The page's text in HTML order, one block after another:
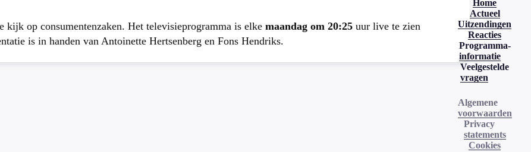
kijk op consumentenzaken. Het televisieprogramma is elke maandag om 20:25 uur live te zien
is in handen van Antoinette Hertsenberg en Fons Hendriks.
Home
Actueel
Uitzendingen
Reacties
Programma-
informatie
Veelgestelde
vragen
Algemene
voorwaarden
Privacy
statements
Cookies